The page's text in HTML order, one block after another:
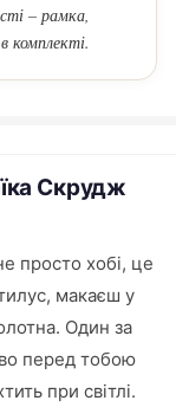
– рамка,
комплекті.
Скрудж
просто хобі, це
макаєш у
Один за
перед тобою
при світлі.